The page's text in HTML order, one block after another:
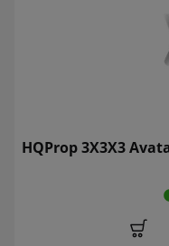
HQProp 3X3X3